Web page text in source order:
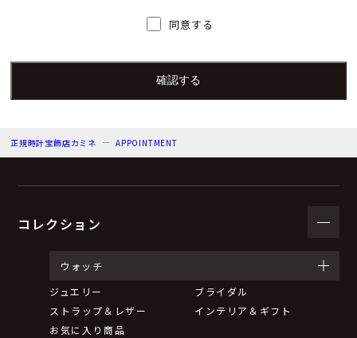
人）の氏名又は職名、所属及び連絡先
個人情報保護管理者：上根 彩
電子メール：info@kamine.co.jp
（３）個人情報の利用目的
弊社からのお知らせ等の情報をお送りするため。
（４）個人情報の第三者提供について
取得した個人情報は法令等による場合を除いて第三者に
提供することはありません。
同意する
正規時計宝飾店カミネ APPOINTMENT
コレクション
ウォッチ
ジュエリー
ブライダル
ストラップ＆レザー
インテリア＆ギフト
お気に入り商品